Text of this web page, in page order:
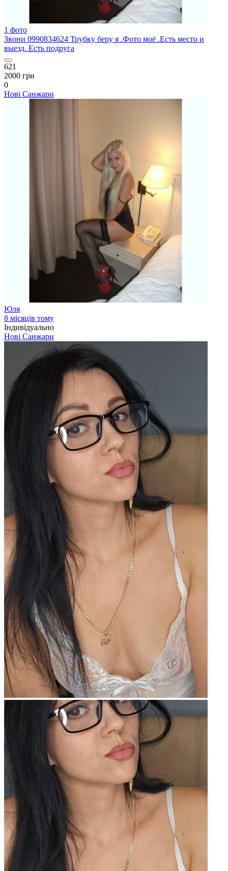
1 фото
Звони 0990834624 Трубку беру я .Фото моё .Есть место и
выезд. Есть подруга
621
2000 грн
0
Нові Санжари
Юля
8 місяців тому
Індивідуально
Нові Санжари